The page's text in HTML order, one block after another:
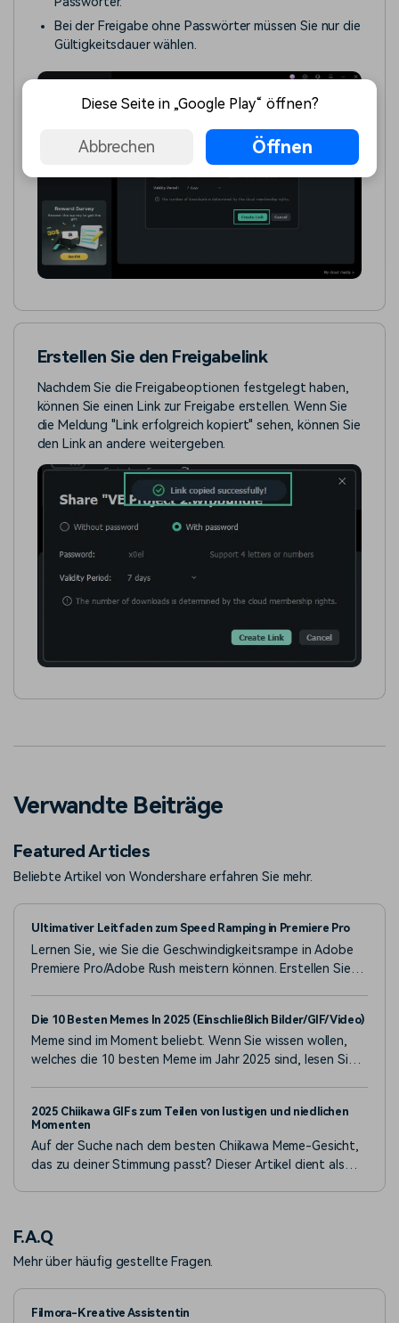
Bei der Freigabe ohne Passwörter müssen Sie nur die
Gültigkeitsdauer wählen.
Erstellen Sie den Freigabelink
Nachdem Sie die Freigabeoptionen festgelegt haben,
können Sie einen Link zur Freigabe erstellen. Wenn Sie
die Meldung "Link erfolgreich kopiert" sehen, können Sie
den Link an andere weitergeben.
Verwandte Beiträge
Featured Articles
Beliebte Artikel von Wondershare erfahren Sie mehr.
Ultimativer Leitfaden zum Speed Ramping in Premiere Pro
Lernen Sie, wie Sie die Geschwindigkeitsrampe in Adobe
Premiere Pro/Adobe Rush meistern können. Erstellen Sie
enthalten.
Die 10 Besten Memes In 2025 (Einschließlich Bilder/GIF/Video)
Meme sind im Moment beliebt. Wenn Sie wissen wollen,
welches die 10 besten Meme im Jahr 2025 sind, lesen Sie
2025 Chiikawa GIFs zum Teilen von lustigen und niedlichen
Momenten
Auf der Suche nach dem besten Chiikawa Meme-Gesicht,
das zu deiner Stimmung passt? Dieser Artikel dient als
F.A.Q
Mehr über häufig gestellte Fragen.
Filmora-Kreative Assistentin
Diese Seite in „Google Play“ öffnen?
Abbrechen Öffnen